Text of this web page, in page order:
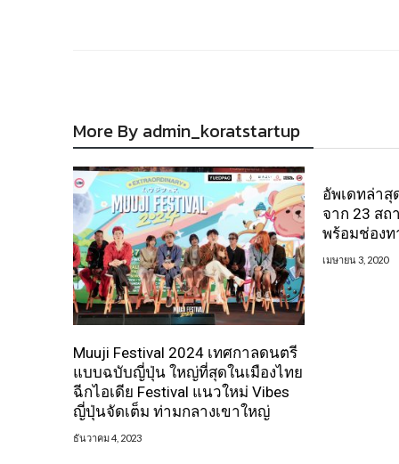
More By admin_koratstartup
Muuji Festival 2024 เทศกาลดนตรี
แบบฉบับญี่ปุ่น ใหญ่ที่สุดในเมืองไทย
ฉีกไอเดีย Festival แนวใหม่ Vibes
ญี่ปุ่นจัดเต็ม ท่ามกลางเขาใหญ่
ธันวาคม 4, 2023
อัพเดทล่า
จาก 23 สถ
พร้อมช่องท
เมษายน 3, 2020